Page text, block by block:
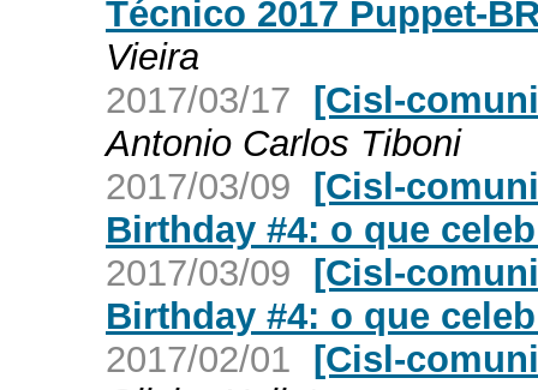
Técnico 2017 Puppet-
Vieira
2017/03/17 [Cisl-
Antonio Carlos Tiboni
2017/03/09 [Cisl-
Birthday #4: o que
2017/03/09 [Cisl-
Birthday #4: o que
2017/02/01 [Cisl-